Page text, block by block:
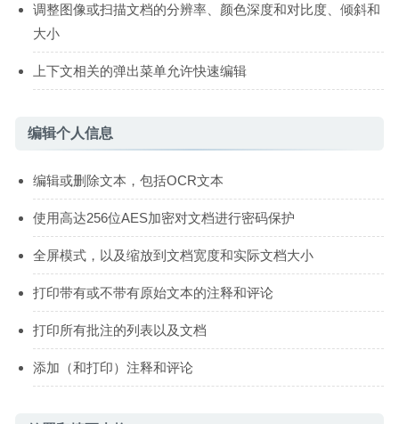
调整图像或扫描文档的分辨率、颜色深度和对比度、倾斜和
大小
上下文相关的弹出菜单允许快速编辑
编辑个人信息
编辑或删除文本，包括OCR文本
使用高达256位AES加密对文档进行密码保护
全屏模式，以及缩放到文档宽度和实际文档大小
打印带有或不带有原始文本的注释和评论
打印所有批注的列表以及文档
添加（和打印）注释和评论